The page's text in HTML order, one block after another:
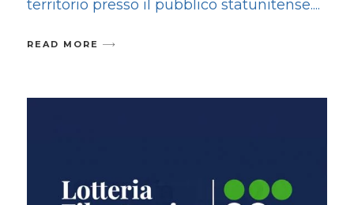
territorio presso il pubblico statunitense.
READ MORE